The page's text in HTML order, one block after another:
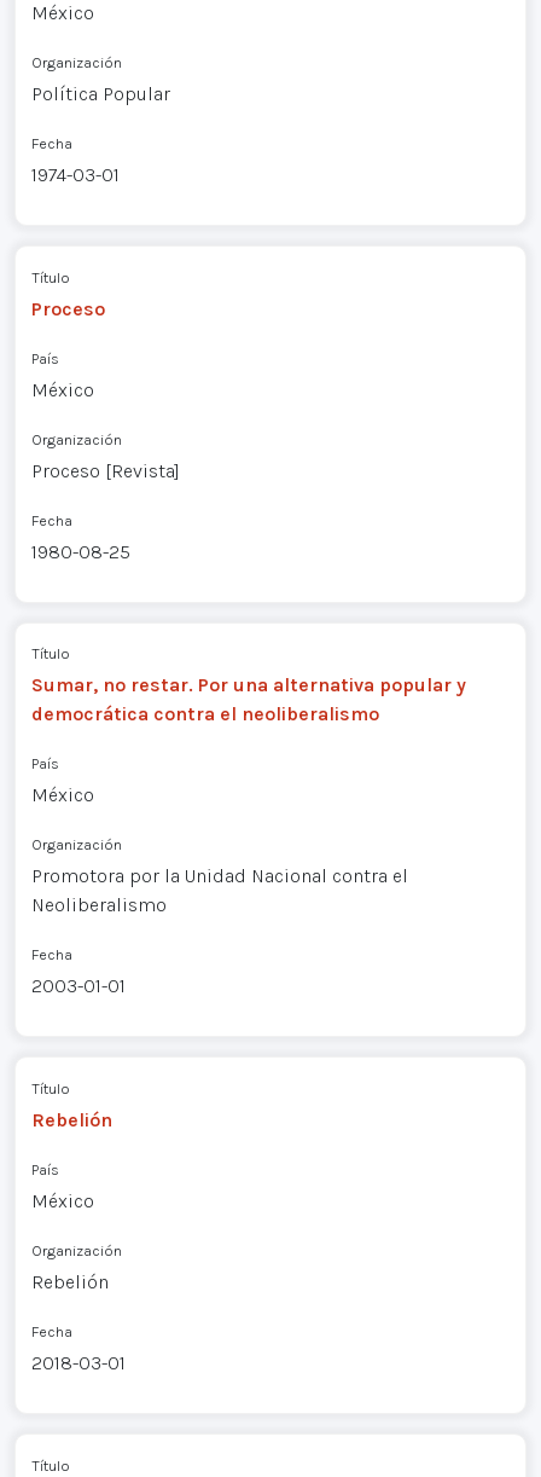
México
Organización
Política Popular
Fecha
1974-03-01
Título
Proceso
País
México
Organización
Proceso [Revista]
Fecha
1980-08-25
Título
Sumar, no restar. Por una alternativa popular y
democrática contra el neoliberalismo
País
México
Organización
Promotora por la Unidad Nacional contra el
Neoliberalismo
Fecha
2003-01-01
Título
Rebelión
País
México
Organización
Rebelión
Fecha
2018-03-01
Título